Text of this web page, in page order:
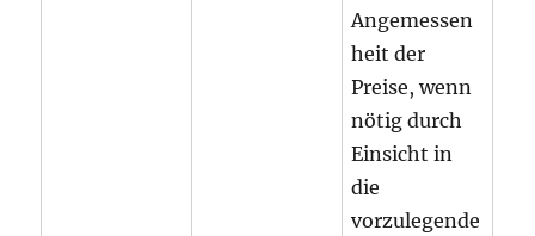
Angemessen
heit der
Preise, wenn
nötig durch
Einsicht in
die
vorzulegende